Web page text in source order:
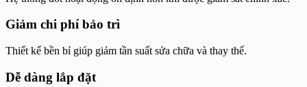
Giảm chi phí bảo trì
Thiết kế bền bỉ giúp giảm tần suất sửa chữa và thay thế.
Dễ dàng lắp đặt